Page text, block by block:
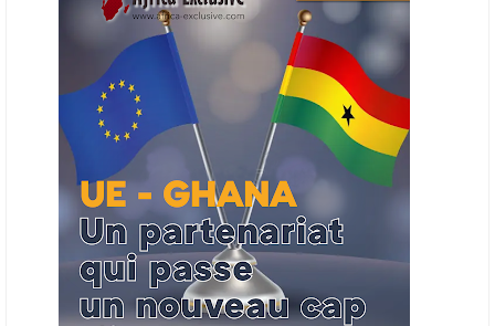
Cet outil permettra de recenser les entreprises africaines opérant dans
la chaîne de valeur énergétique et de publier des appels d’offres
ouverts en priorité aux sociétés du continent. Le projet est en phase
finale de développement et devrait aboutir, d’ici fin 2026 ou début
2027, à un bulletin africain des appels d’offres dans le secteur de
l’énergie.
06/06/26 AFRICA FINANCE CORPORATION
Cette semaine, Africa Finance Corporation (AFC) a annoncé avoir
bouclé un prêt syndiqué de 2 milliards de dollars, la plus importante
levée de son histoire. Initialement calibrée à 1,6 milliard, l'opération a
été relevée de 400 millions face à l'afflux des souscriptions de
banques internationales. Plus du tiers des fonds proviennent
d'institutions financières asiatiques, à parts égales avec l'Europe.